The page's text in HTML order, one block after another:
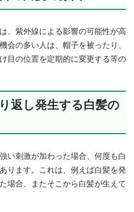
、紫外線による影響の可能性が高
会の多い人は、帽子を被ったり、
目の位置を定期的に変更する等の
返し発生する白髪の
い刺激が加わった場合、何度も白
ります。これは、例えば白髪を発
場合、またそこから白髪が生えて